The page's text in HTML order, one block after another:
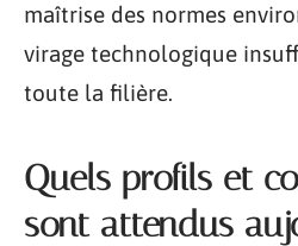
maîtrise des normes
virage technologique
toute la filière.
Quels profils et
sont attendus